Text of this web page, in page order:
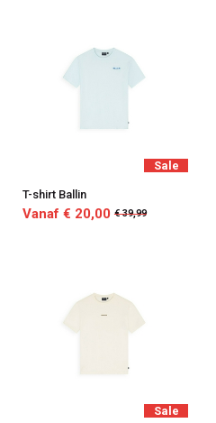
Sale
T-shirt Ballin
Vanaf € 20,00 € 39,99
Sale